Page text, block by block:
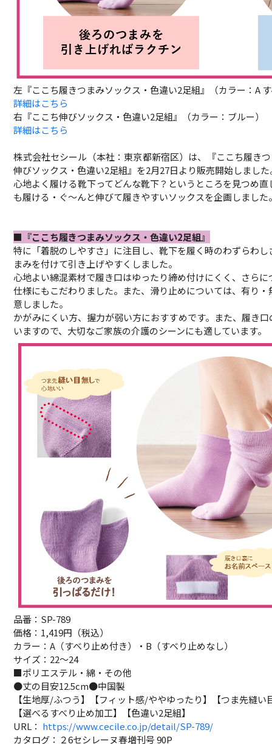
左『ここち履きつまみソックス・色違い2足組』（カラー：A
詳細はこちら
右『ここち伸びソックス・色違い2足組』（カラー：ブルー）
詳細はこちら
株式会社セシール（本社：東京都新宿区）は、『ここち履き
伸びソックス・色違い2足組』を2月27日より販売開始しまし
心地よく履ける靴下ってどんな靴下？というところを見つめ
も履ける・ぐ～んと伸びて履きやすいソックスを企画しまし
■『ここち履きつまみソックス・色違い2足組』
特に「着脱のしやすさ」に注目し、靴下を履く時のわずらわ
まみを付けて引き上げやすくしました。
心地よい綿混素材で履き口はゆったり締め付けにくく、さら
仕様にもこだわりました。また、滑り止めについては、有り
意しました。
かがみにくい方、握力が弱い方におすすめです。また、履き
いますので、大切なご家族の介護のシーンにも適しています。
品番：SP-789
価格：1,419円（税込）
カラー：A（すべり止め付き）・B（すべり止めなし）
サイズ：22～24
■ポリエステル・綿・その他
●丈の目安12.5cm●中国製
【生地厚/ふつう】【フィット感/ややゆったり】【つま先縫い
【選べるすべり止め加工】【色違い2足組】
URL： https://www.cecile.co.jp/detail/SP-789/
カタログ：２6セシレーヌ春増刊号 90P